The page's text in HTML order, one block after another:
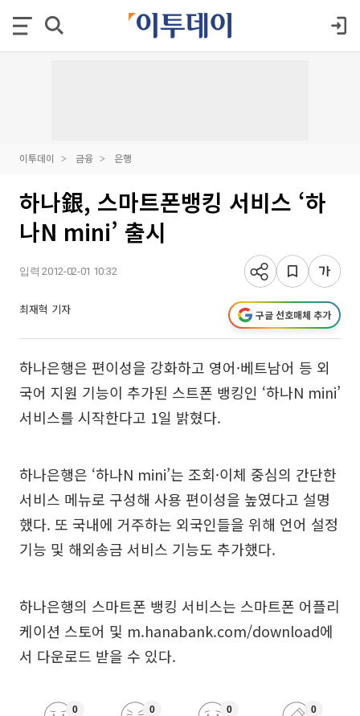
이투데이 금융 은행
하나銀, 스마트폰뱅킹 서비스 ‘하
나N mini’ 출시
입력 2012-02-01 10:32
최재혁 기자 구글 선호매체 추가
하나은행은 편이성을 강화하고 영어·베트남어 등 외
국어 지원 기능이 추가된 스트폰 뱅킹인 ‘하나N mini’
서비스를 시작한다고 1일 밝혔다.
하나은행은 ‘하나N mini’는 조회·이체 중심의 간단한
서비스 메뉴로 구성해 사용 편이성을 높였다고 설명
했다. 또 국내에 거주하는 외국인들을 위해 언어 설정
기능 및 해외송금 서비스 기능도 추가했다.
하나은행의 스마트폰 뱅킹 서비스는 스마트폰 어플리
케이션 스토어 및 m.hanabank.com/download에
서 다운로드 받을 수 있다.
0 0 0 0